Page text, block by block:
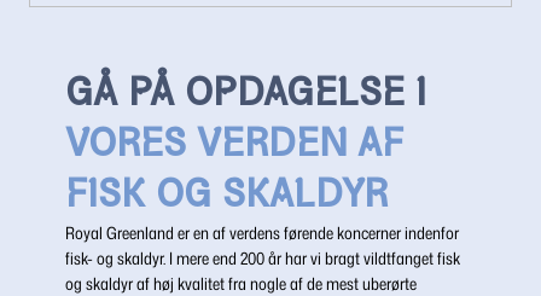
GÅ PÅ OPDAGELSE I
VORES VERDEN AF
FISK OG SKALDYR
Royal Greenland er en af verdens førende koncerner indenfor
fisk- og skaldyr. I mere end 200 år har vi bragt vildtfanget fisk
og skaldyr af høj kvalitet fra nogle af de mest uberørte